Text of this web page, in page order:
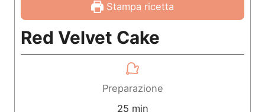
Stampa ricetta
Red Velvet Cake
Preparazione
25mmin